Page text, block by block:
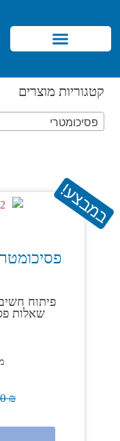
קטגוריות מוצרים
פסיכומטרי
במבצע!
פסיכומטרי
פיתוח
שאלות
₪
29.90